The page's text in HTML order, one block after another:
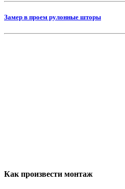
Замер в проем рулонные шторы
Как произвести монтаж